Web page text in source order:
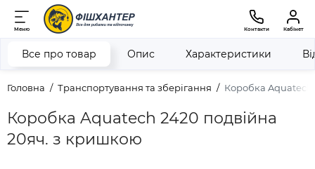
Меню Контакти Кабінет
Головна Транспортування та зберігання Коробка Aquatech
Коробка Aquatech 2420 подвійна
20яч. з кришкою
Все про товар Опис Характеристики